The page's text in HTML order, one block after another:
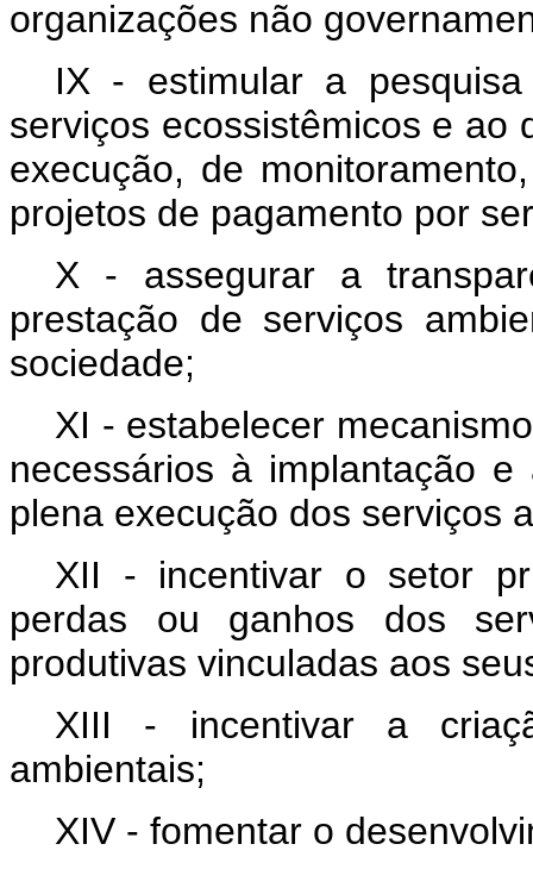
organizações não
IX - estimular a
serviços ecossistêmicos e ao
execução, de
projetos de pagamento por
X - assegurar a
prestação de serviços
sociedade;
XI - estabelecer
necessários à implantação
plena execução dos serviços
XII - incentivar o setor
perdas ou ganhos dos
produtivas vinculadas aos
XIII - incentivar a
ambientais;
XIV - fomentar o